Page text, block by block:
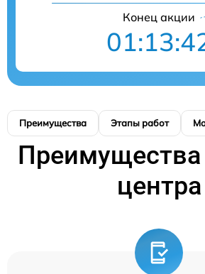
Конец акции
Преимущества Этапы работ
Преимущества
центра